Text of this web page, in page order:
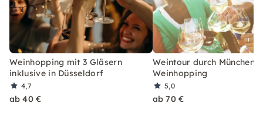
Weinhopping mit 3 Gläsern
inklusive in Düsseldorf
4,7
ab 40 €
Weintour durch München:
Weinhopping
5,0
ab 70 €